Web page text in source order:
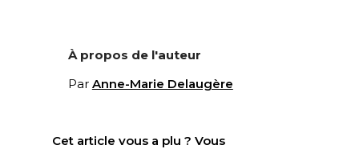
À propos de l'auteur
Par Anne-Marie Delaugère
Cet article vous a plu ? Vous